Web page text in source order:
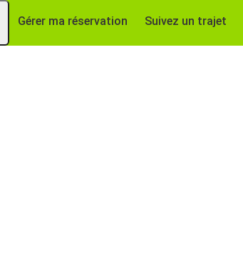
Gérer ma réservation Suivez un trajet